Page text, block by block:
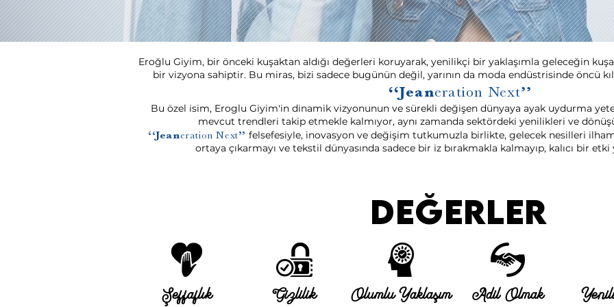
Eroğlu Giyim, bir önceki kuşaktan aldığı değerleri koruyarak, yenilikçi bir yaklaşımla geleceğin
bir vizyona sahiptir. Bu miras, bizi sadece bugünün değil, yarının da moda endüstrisinde öncü
‘‘Jeaneration Next’’
Bu özel isim, Eroglu Giyim'in dinamik vizyonunun ve sürekli değişen dünyaya ayak uydurma
mevcut trendleri takip etmekle kalmıyor, aynı zamanda sektördeki yenilikleri ve
‘‘Jeaneration Next’’ felsefesiyle, inovasyon ve değişim tutkumuzla birlikte, gelecek nesilleri
ortaya çıkarmayı ve tekstil dünyasında sadece bir iz bırakmakla kalmayıp, kalıcı bir
değerler
Şeffaflık Gizlilik Olumlu Yaklaşım Adil Olmak